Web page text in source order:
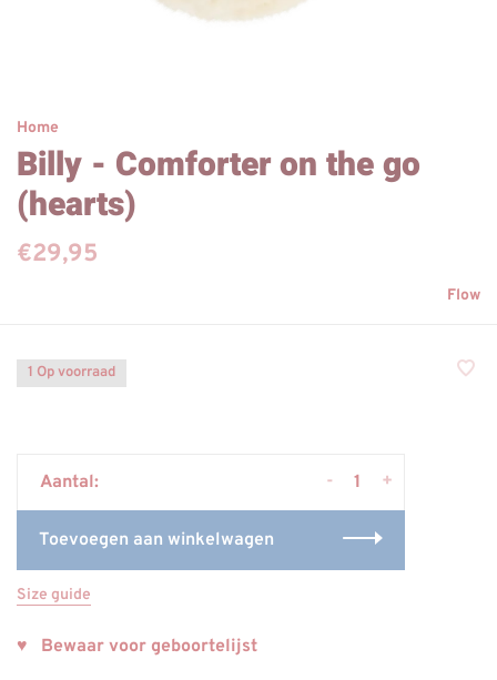
Home
Billy - Comforter on the go
(hearts)
€29,95
Flow
1 Op voorraad
Aantal: +
-
Toevoegen aan winkelwagen
Size guide
♥ Bewaar voor geboortelijst